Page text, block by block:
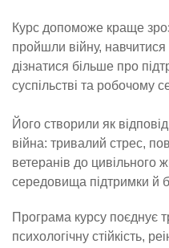
Курс допоможе краще
пройшли війну, навчитися
дізнатися більше про
суспільстві та робочому
Його створили як
війна: тривалий стрес,
ветеранів до цивільного
середовища підтримки й
Програма курсу поєднує
психологічну стійкість,